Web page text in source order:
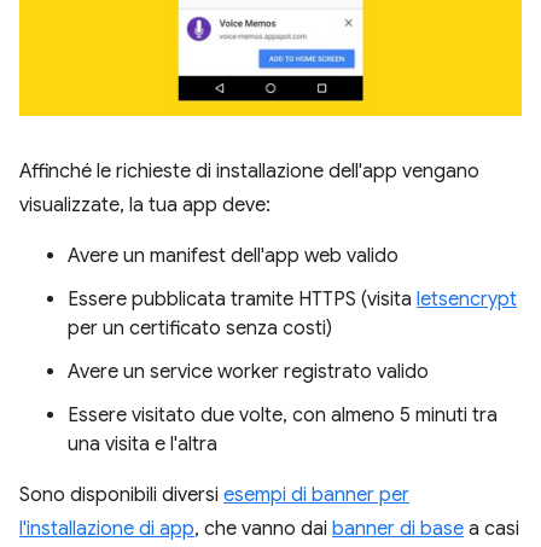
Affinché le richieste di installazione dell'app vengano
visualizzate, la tua app deve:
Avere un manifest dell'app web valido
Essere pubblicata tramite HTTPS (visita letsencrypt
per un certificato senza costi)
Avere un service worker registrato valido
Essere visitato due volte, con almeno 5 minuti tra
una visita e l'altra
Sono disponibili diversi esempi di banner per
l'installazione di app, che vanno dai banner di base a casi